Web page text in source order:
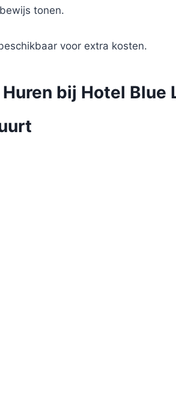
tonen.
voor extra kosten.
bij Hotel Blue